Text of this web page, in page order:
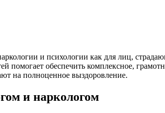
и психологии как для лиц,
помогает обеспечить комплексное,
на полноценное выздоровление.
и наркологом